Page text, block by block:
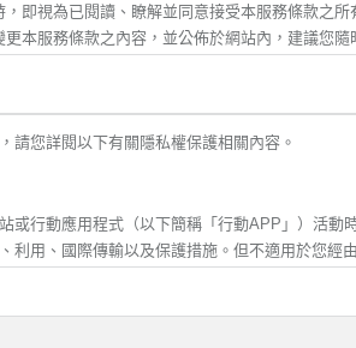
即視為已閱讀、瞭解並同意接受本服務條款之所
本服務條款之內容，並公佈於網站內，建議您隨
所提供之任一服務時，即視為您已閱讀、瞭解並
ㄧ部份時，或者您所屬的國家或地域之法律排除
腦生活之服務。
消，神腦生活將協助您，儘速取消該行銷訊息提
的法定代理人閱讀、瞭解並同意本服務條款之所
用或繼續使用神腦生活所提供之任一服務時，即
請您詳閱以下有關隱私權保護相關內容。
或行動應用程式（以下簡稱「行動APP」）活動
利用、國際傳輸以及保護措施。但不適用於您經